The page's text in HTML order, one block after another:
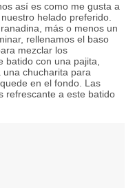
así es como me gusta a
helado preferido.
más o menos un
rellenamos el baso
mezclar los
batido con una pajita,
chucharita para
en el fondo. Las
refrescante a este batido